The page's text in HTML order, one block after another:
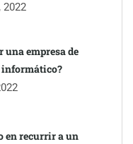
cobro
alta de autónomo
2022
una empresa de
en recurrir a un